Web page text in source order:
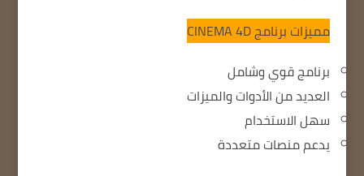
مميزات برنامجCINEMA 4D
برنامج قوي وشامل
العديد من الأدوات والميزات
سهل الاستخدام
يدعم منصات متعددة